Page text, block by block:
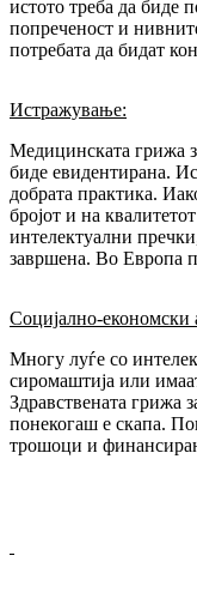
истото треба да биде
попреченост и
потребата да бидат
Истражување:
Медицинската грижа
биде евидентирана.
добрата практика.
бројот и на
интелектуални
завршена. Во Европа
Социјално-економски
Многу луѓе со
сиромаштија или
Здравствената грижа
понекогаш е скапа.
трошоци и